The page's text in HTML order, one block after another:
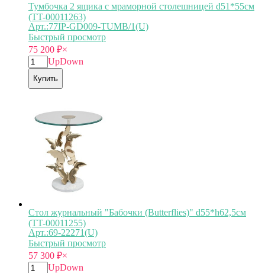
Тумбочка 2 ящика с мраморной столешницей d51*55см
(TT-00011263)
Арт.:77IP-GD009-TUMB/1(U)
Быстрый просмотр
75 200 ₽×
UpDown
Купить
Стол журнальный "Бабочки (Butterflies)" d55*h62,5см
(TT-00011255)
Арт.:69-22271(U)
Быстрый просмотр
57 300 ₽×
UpDown